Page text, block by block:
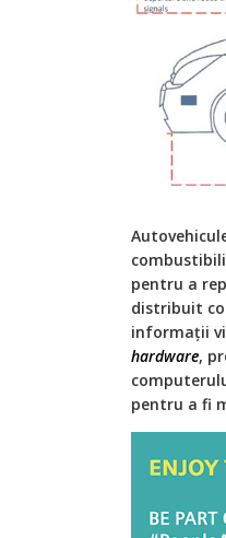
pentru a
distribuit
informații
hardware,
pentru a fi